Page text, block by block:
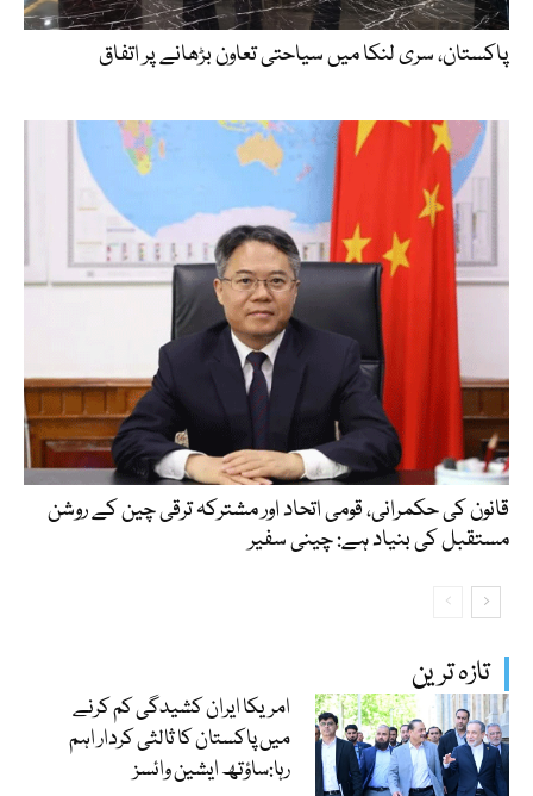
تازہ ترین
امریکا ایران کشیدگی کم کرنے
میں پاکستان کا ثالثی کردار اہم
رہا:ساؤتھ ایشین وائسز
پاکستان، سری لنکا میں سیاحتی تعاون بڑھانے پر اتفاق
قانون کی حکمرانی، قومی اتحاد اور مشترکہ ترقی چین کے روشن
مستقبل کی بنیاد ہے: چینی سفیر